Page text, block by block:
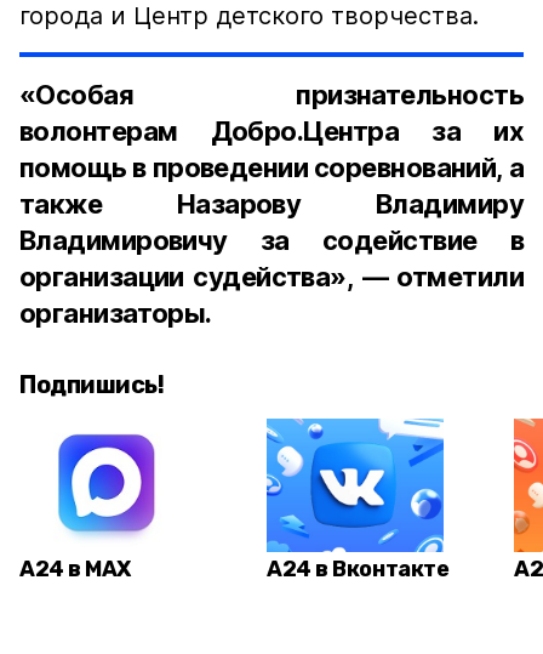
города и Центр детского творчества.
«Особая признательность
волонтерам Добро.Центра за их
помощь в проведении соревнований, а
также Назарову Владимиру
Владимировичу за содействие в
организации судейства», — отметили
организаторы.
Подпишись!
А24 в MAX А24 в Вконтакте